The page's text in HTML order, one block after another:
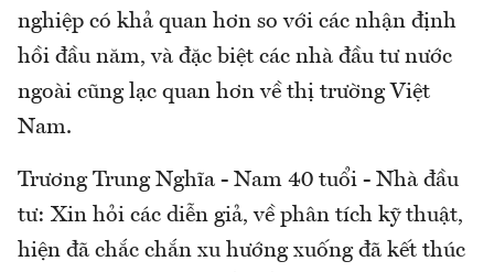
nghiệp có khả quan hơn so với các nhận định
hồi đầu năm, và đặc biệt các nhà đầu tư nước
ngoài cũng lạc quan hơn về thị trường Việt
Nam.
Trương Trung Nghĩa - Nam 40 tuổi - Nhà đầu
tư: Xin hỏi các diễn giả, về phân tích kỹ thuật,
hiện đã chắc chắn xu hướng xuống đã kết thúc